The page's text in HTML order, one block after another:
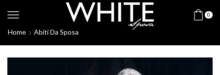
0
Home Abiti Da Sposa